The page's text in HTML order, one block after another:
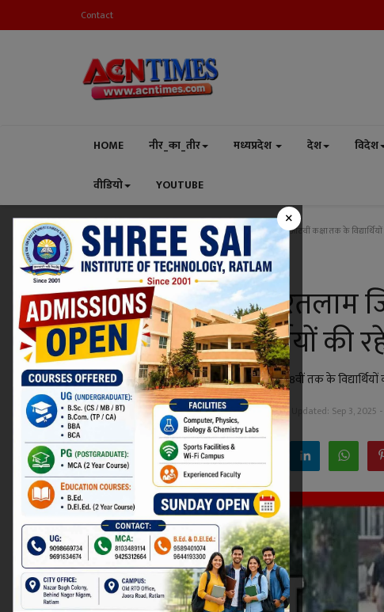
Contact
HOME नीर_का_तीर मध्यप्रदेश देश विदेश
वीडियो YOUTUBE
×
Home शिक्षा अतिवृष्टि का असर ! रतलाम जिले में 4 सितंबर को आठवीं कक्षा तक के विद्यार्थियों
शिक्षा
अतिवृष्टि का असर !
कक्षा तक के विद्यार्थियों की
रतलाम जिले में अतिवृष्टि के चलते कलेक्टर ने कक्षा 8वीं तक के विद्यार्थियों
Niraj Kumar Shukla Sep 3, 2025 - 21:51 Updated: Sep 3, 2025
Facebook Twitter